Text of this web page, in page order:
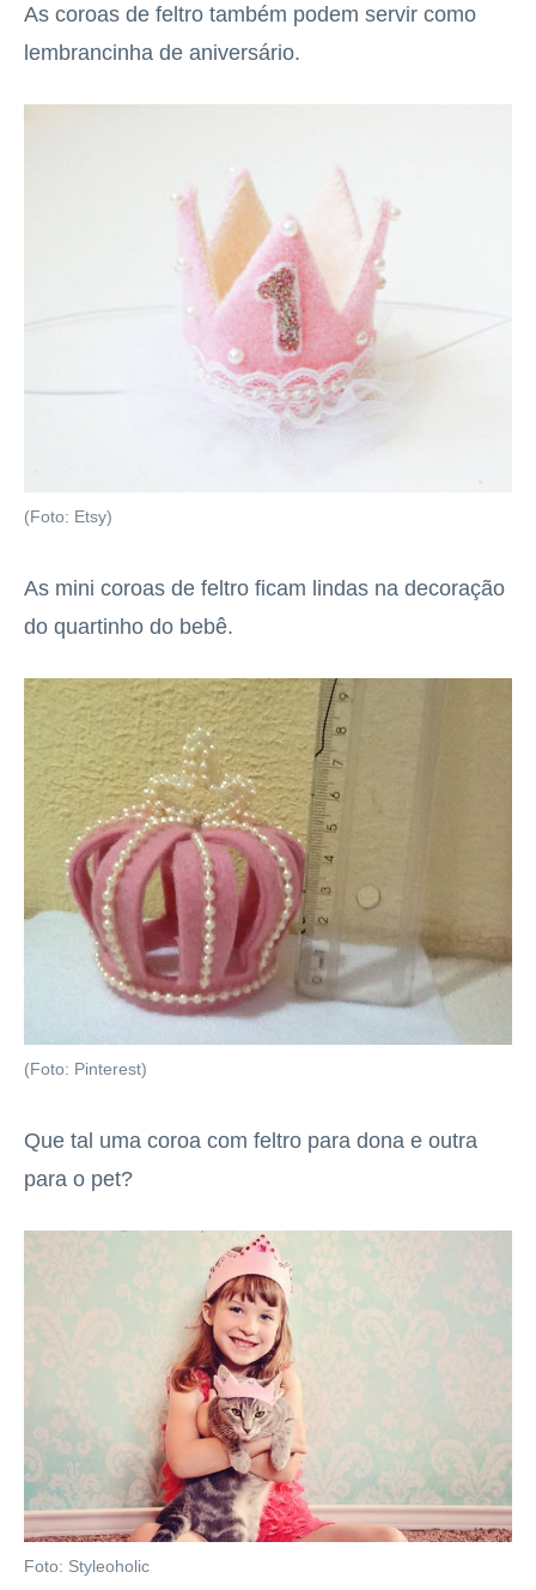
As coroas de feltro também podem servir como
lembrancinha de aniversário.
(Foto: Etsy)
As mini coroas de feltro ficam lindas na decoração
do quartinho do bebê.
(Foto: Pinterest)
Que tal uma coroa com feltro para dona e outra
para o pet?
Foto: Styleoholic